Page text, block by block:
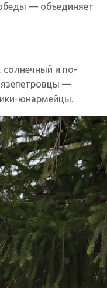
— объединяет
и по-
—
юнармейцы.